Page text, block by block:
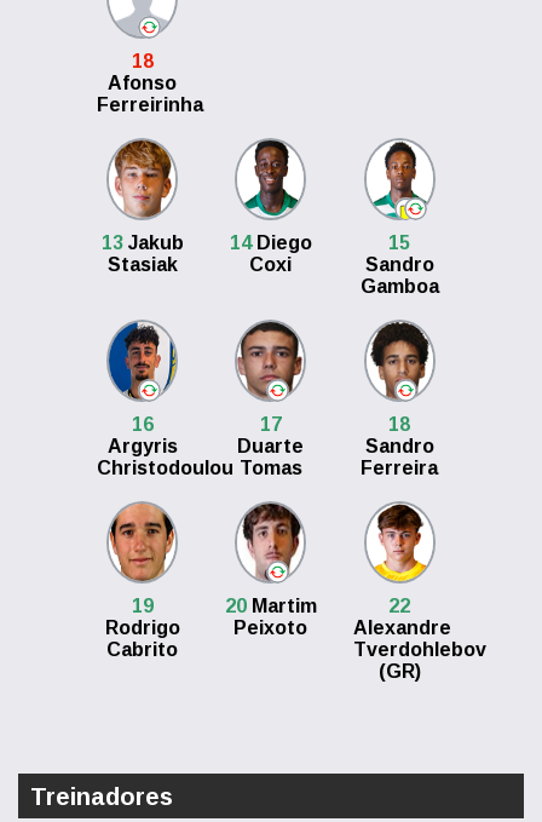
18
Afonso
Ferreirinha
13Jakub
Stasiak
14Diego
Coxi
15
Sandro
Gamboa
16
Argyris
Christodoulou
17
Duarte
Tomas
18
Sandro
Ferreira
19
Rodrigo
Cabrito
20Martim
Peixoto
22
Alexandre
Tverdohlebov
(GR)
Treinadores